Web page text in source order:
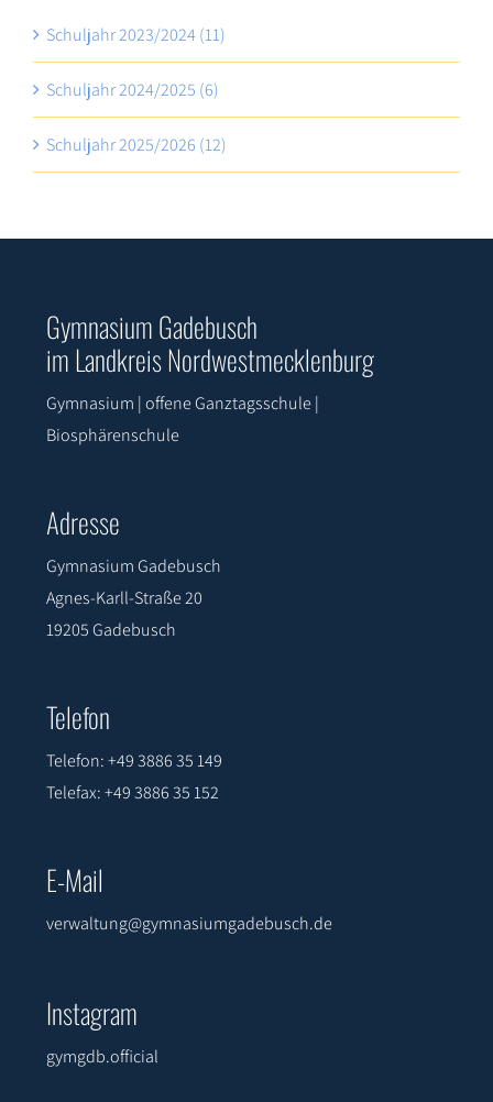
Schuljahr 2023/2024 (11)
Schuljahr 2024/2025 (6)
Schuljahr 2025/2026 (12)
Gymnasium Gadebusch
im Landkreis Nordwestmecklenburg
Gymnasium | offene Ganztagsschule |
Biosphärenschule
Adresse
Gymnasium Gadebusch
Agnes-Karll-Straße 20
19205 Gadebusch
Telefon
Telefon: +49 3886 35 149
Telefax: +49 3886 35 152
E-Mail
verwaltung@gymnasiumgadebusch.de
Instagram
gymgdb.official